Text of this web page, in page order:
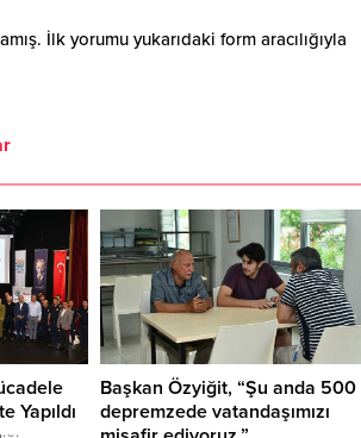
İlk yorumu yukarıdaki form aracılığıyla
Yapıldı
Başkan Özyiğit, “Şu anda 500
depremzede vatandaşımızı